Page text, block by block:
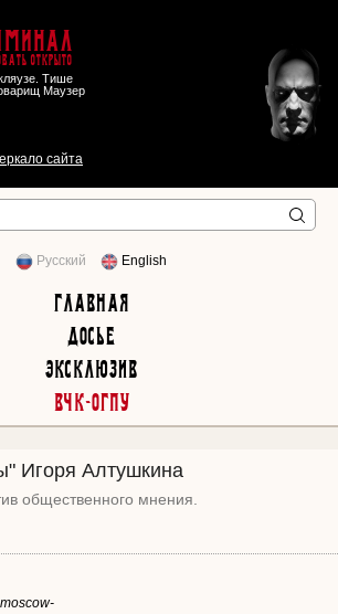
открыто
Тише
Маузер
сайта
Русский English
Главная
Досье
Эксклюзив
ВЧК-ОГПУ
Игоря Алтушкина
общественного мнения.